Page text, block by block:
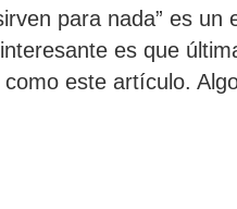
para nada” es un
es que
este artículo.